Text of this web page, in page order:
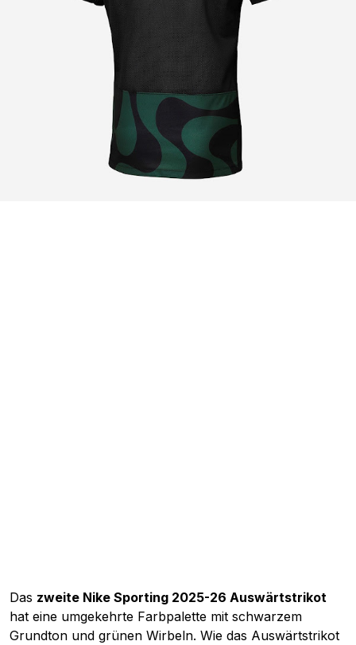
Das zweite Nike Sporting 2025-26 Auswärtstrikot
hat eine umgekehrte Farbpalette mit schwarzem
Grundton und grünen Wirbeln. Wie das Auswärtstrikot